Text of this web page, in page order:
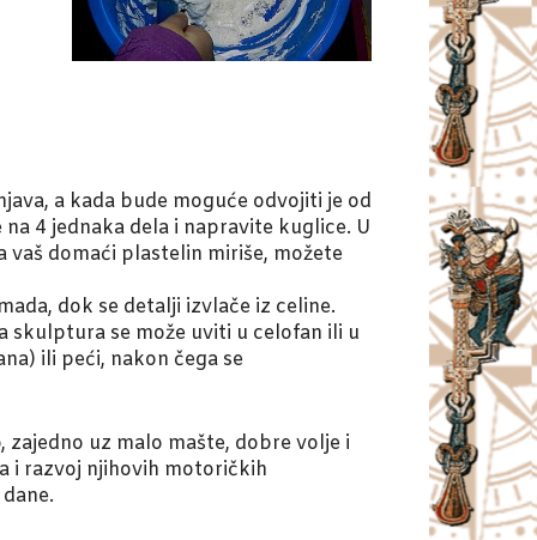
a kada bude moguće odvojiti je od
4 jednaka dela i napravite kuglice. U
domaći plastelin miriše, možete
dok se detalji izvlače iz celine.
skulptura se može uviti u celofan ili u
ili peći, nakon čega se
uz malo mašte, dobre volje i
i razvoj njihovih motoričkih